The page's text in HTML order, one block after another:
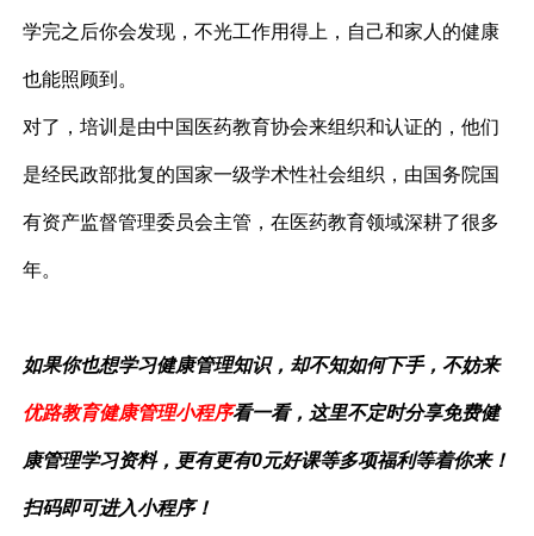
学完之后你会发现，不光工作用得上，自己和家人的健康
也能照顾到。
对了，培训是由中国医药教育协会来组织和认证的，他们
是经民政部批复的国家一级学术性社会组织，由国务院国
有资产监督管理委员会主管，在医药教育领域深耕了很多
年。
如果你也想学习健康管理知识，却不知如何下手，不妨来
优路教育健康管理小程序看一看，这里不定时分享免费健
康管理学习资料，更有更有0元好课等多项福利等着你来！
扫码即可进入小程序！